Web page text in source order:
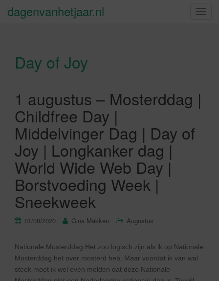
S
dagenvanhetjaar.nl
Day of Joy
1 augustus – Mosterddag |
Childfree Day |
Middelvinger Dag | Day of
Joy | Longkanker dag |
World Wide Web Day |
Borstvoeding Week |
Sneekweek
01/08/2020 Gina Makken Augustus
Nationale Mosterddag Het zou logisch zijn als ik op Nationale
Mosterddag het over mosterd heb. Maar voordat ik van wal
steek moet ik wel even melden dat deze Nationale